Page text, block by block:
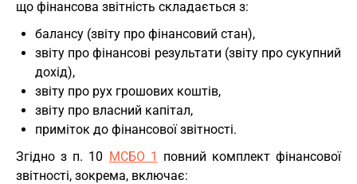
що фінансова звітність складається з:
балансу (звіту про фінансовий стан),
звіту про фінансові результати (звіту про сукупний
дохід),
звіту про рух грошових коштів,
звіту про власний капітал,
приміток до фінансової звітності.
Згідно з п. 10 МСБО 1 повний комплект фінансової
звітності, зокрема, включає: